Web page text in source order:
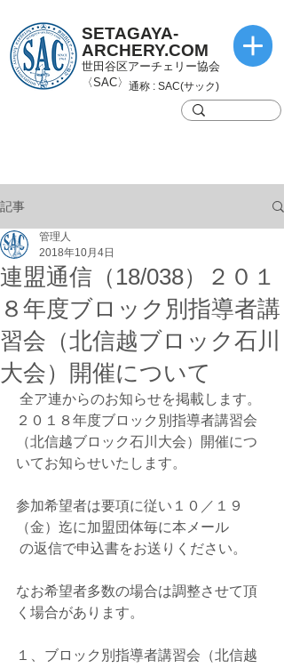
SETAGAYA-
ARCHERY.COM
世田谷区アーチェリー協会
〈SAC〉 通称 : SAC(サック)
記事
連盟通信（18/038）２０１
８年度ブロック別指導者講
習会（北信越ブロック石川
大会）開催について
管理人
2018年10月4日
全ア連からのお知らせを掲載します。
２０１８年度ブロック別指導者講習会
（北信越ブロック石川大会）開催につ
いてお知らせいたします。
参加希望者は要項に従い１０／１９
（金）迄に加盟団体毎に本メール
の返信で申込書をお送りください。
なお希望者多数の場合は調整させて頂
く場合があります。
１、ブロック別指導者講習会（北信越